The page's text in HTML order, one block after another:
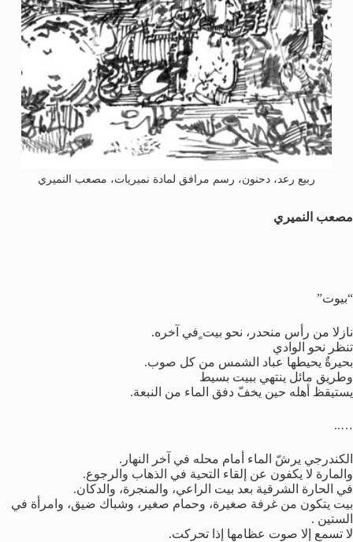
ربيع رعد، دحنون، رسم مرافق لمادة نميريات، مصعب النميري
مصعب النميري
“بيوت”
نازلا من رأس منحدر، نحو بيت ٍفي آخره.
تنظر نحو الوادي
بحيرةٌ يحيطها عباد الشمس من كل صوب.
وطريق مائل ينتهي ببيت بسيط
يستيقظ أهله حين يخفّ دفق الماء من النبعة.
…..
الكندرجي يرشّ الماء أمام محله في آخر النهار.
والمارة لا يكفون عن إلقاء التحية في الذهاب والرجوع.
في الحارة الشرقية بعد بيت الراعي، والمنجرة، والدكان.
بيت يتكون من غرفة صغيرة، وحمام صغير، وشباك ضيق، وامرأة في
الستين .
لا تسمع إلا صوت عظامها إذا تحركت.